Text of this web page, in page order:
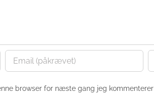
browser for næste gang jeg kommenterer